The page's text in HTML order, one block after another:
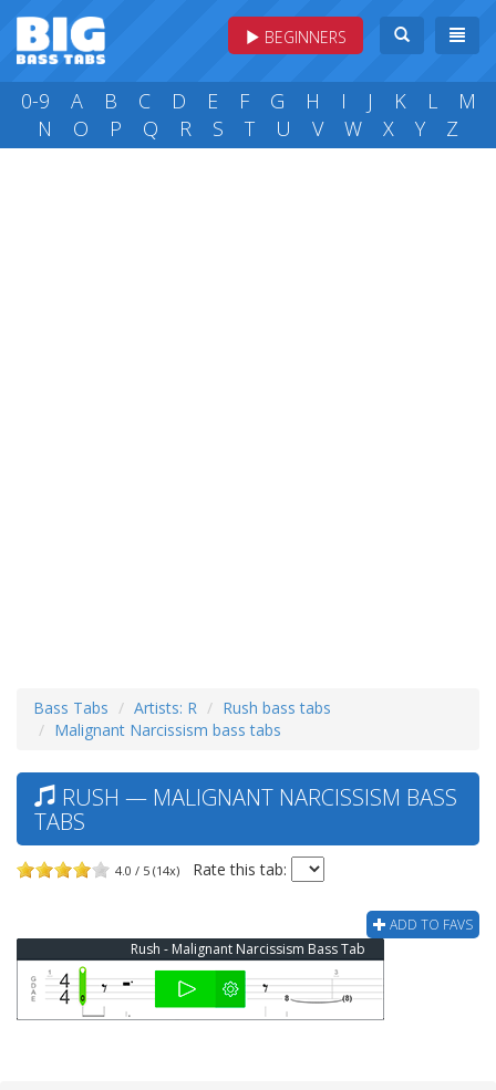
BEGINNERS
0-9 A B C D E F G H I J K L
M
N
O P Q R S T U V W X Y Z
Bass Tabs Artists: R
Rush bass tabs
Malignant Narcissism bass tabs
RUSH — MALIGNANT NARCISSISM BASS
TABS
4.0 / 5 (14x) Rate this tab:
ADD TO FAVS
Rush - Malignant Narcissism Bass Tab